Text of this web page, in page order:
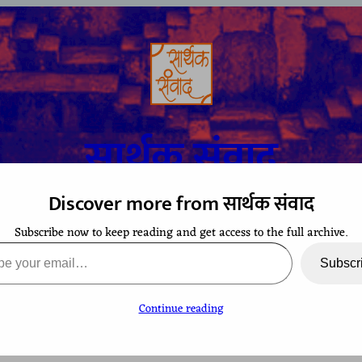
सार्थक संवाद
A space to gaze at the world from Bharatiya perspective
Discover more from सार्थक संवाद
Subscribe now to keep reading and get access to the full archive.
Continue reading